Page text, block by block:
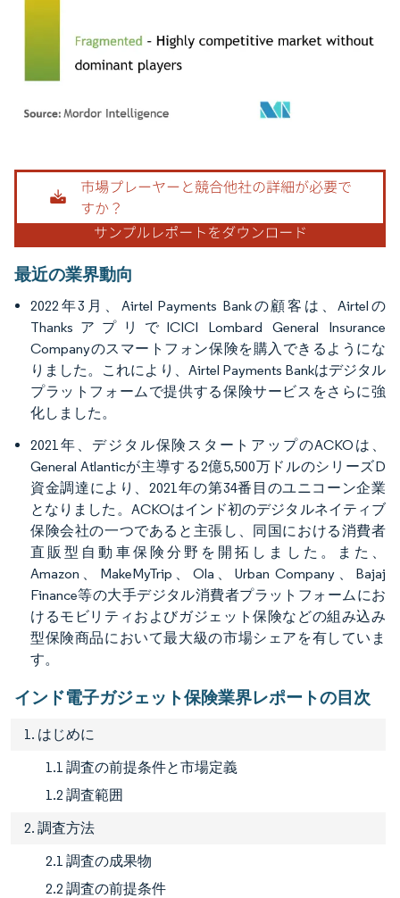
画像 © Mordor Intelligence。再利用にはCC BY 4.0の表示が必要です。
最近の業界動向
2022年3月、Airtel Payments Bankの顧客は、Airtelの
ThanksアプリでICICI Lombard General Insurance
Companyのスマートフォン保険を購入できるようにな
りました。これにより、Airtel Payments Bankはデジタル
プラットフォームで提供する保険サービスをさらに強
化しました。
2021年、デジタル保険スタートアップのACKOは、
General Atlanticが主導する2億5,500万ドルのシリーズD
資金調達により、2021年の第34番目のユニコーン企業
となりました。ACKOはインド初のデジタルネイティブ
保険会社の一つであると主張し、同国における消費者
直販型自動車保険分野を開拓しました。また、
Amazon、MakeMyTrip、Ola、Urban Company、Bajaj
Finance等の大手デジタル消費者プラットフォームにお
けるモビリティおよびガジェット保険などの組み込み
型保険商品において最大級の市場シェアを有していま
す。
インド電子ガジェット保険業界レポートの目次
1. はじめに
1.1 調査の前提条件と市場定義
1.2 調査範囲
2. 調査方法
2.1 調査の成果物
2.2 調査の前提条件